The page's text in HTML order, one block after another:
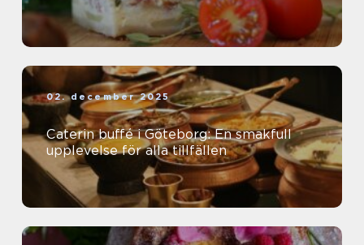
02. december 2025
Caterin buffé i Göteborg: En smakfull
upplevelse för alla tillfällen